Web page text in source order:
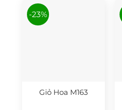
-23%
Giỏ Hoa M163